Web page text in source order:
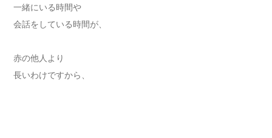
一緒にいる時間や
会話をしている時間が、
赤の他人より
長いわけですから、